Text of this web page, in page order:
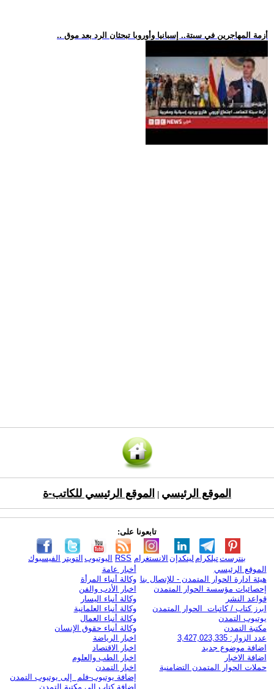
.. أزمة المهاجرين في سبتة.. إسبانيا وأوروبا تبحثان الرد بعد موق
الموقع الرئيسي الموقع الرئيسي للكاتب-ة
تابعونا على:
الفيسبوك التويتر اليوتيوب RSS الانستغرام لينكدإن تيلكرامبنترست
الموقع الرئيسي
هيئة ادارة الحوار المتمدن - للإتصال بنا
إحصائيات مؤسسة الحوار المتمدن
قواعد النشر
ابرز كتاب / كاتبات الحوار المتمدن
يوتيوب التمدن
مكتبة التمدن
عدد الزوار: 3,427,023,335
اضافة موضوع جديد
اضافة الاخبار
حملات الحوار المتمدن التضامنية
أخبار عامة
وكالة أنباء المرأة
اخبار الأدب والفن
وكالة أنباء اليسار
وكالة أنباء العلمانية
وكالة أنباء العمال
وكالة أنباء حقوق الإنسان
اخبار الرياضة
اخبار الاقتصاد
اخبار الطب والعلوم
اخبار التمدن
إضافة يوتيوب-فلم إلى يوتيوب التمدن
إضافة كتاب إلى مكتبة التمدن